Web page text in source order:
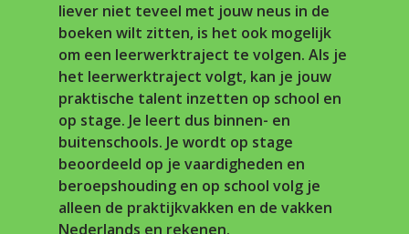
liever niet teveel met jouw neus in de
boeken wilt zitten, is het ook mogelijk
om een leerwerktraject te volgen. Als je
het leerwerktraject volgt, kan je jouw
praktische talent inzetten op school en
op stage. Je leert dus binnen- en
buitenschools. Je wordt op stage
beoordeeld op je vaardigheden en
beroepshouding en op school volg je
alleen de praktijkvakken en de vakken
Nederlands en rekenen.